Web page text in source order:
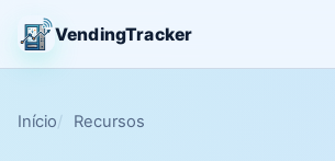
VendingTracker
Início Recursos